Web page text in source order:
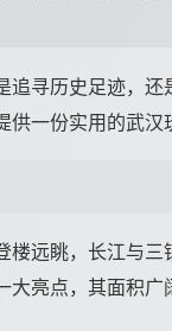
寻历史足迹，
一份实用的武汉
远眺，长江与
亮点，其面积